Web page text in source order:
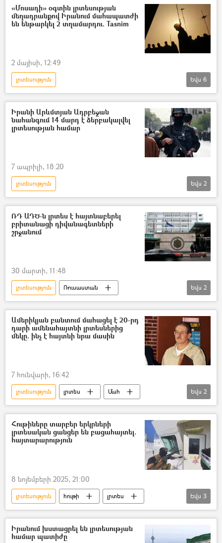
Անվտանգության դաշնային ծառայություն (ԱԴԾ)
Յարոսլավ Մոսկալիկ
տղամարդ
Ուկրաինա
Ռուսաստան
ռազմական հատուկ գործողություն
Հատուկ ռազմական գործողություն
Տեսանյութեր
տեսանյութ
«Մոսադի» օգտին լրտեսության
մեղադրանքով Իրանում մահապատժի
են ենթարկել 2 տղամարդու. Tasnim
2 մայիսի, 12:49
լրտեսություն
Իրանի Իսլամական Հանրապետություն
Իսրայել
մահապատիժ
ԱՄՆ
միջուկային ծրագիր
լրտես
Եվս 6
Իրանի Արևմտյան Ադրբեջան
նահանգում 14 մարդ է ձերբակալվել
լրտեսության համար
7 ապրիլի, 18:20
լրտեսություն
Իրանի Իսլամական Հանրապետություն
Ձերբակալություն
Եվս 2
ՌԴ ԱԴԾ-ն լրտես է հայտնաբերել
բրիտանացի դիվանագետների
շրջանում
30 մարտի, 11:48
լրտեսություն
Ռուսաստան
Մեծ Բրիտանիա
լրտես
Եվս 2
Ամերիկյան բանտում մահացել է 20-րդ
դարի ամենահայտնի լրտեսներից
մեկը. ինչ է հայտնի նրա մասին
7 հունվարի, 16:42
լրտեսություն լրտես
Մահ
ԽՍՀՄ
ԱՄՆ Օլդրիչ Էյմս
Եվս 2
Հութիները տարբեր երկրների
լրտեսական ցանցեր են բացահայտել.
հայտարարություն
8 նոյեմբերի 2025, 21:00
լրտեսություն հութի
լրտես
Սաուդյան Արաբիա
Եմեն Իսրայել
Եվս 3
Իրանում խստացրել են լրտեսության
համար պատիժը